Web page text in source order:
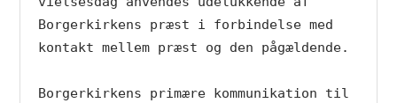
Borgerkirkens præst i forbindelse med
kontakt mellem præst og den pågældende.
Borgerkirkens primære kommunikation til